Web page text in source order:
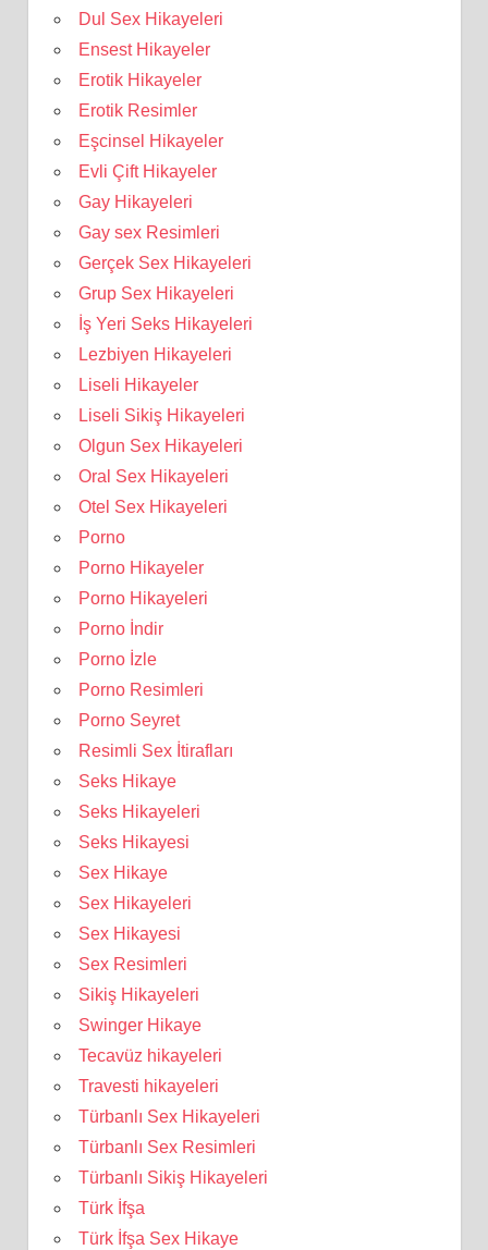
Dul Sex Hikayeleri
Ensest Hikayeler
Erotik Hikayeler
Erotik Resimler
Eşcinsel Hikayeler
Evli Çift Hikayeler
Gay Hikayeleri
Gay sex Resimleri
Gerçek Sex Hikayeleri
Grup Sex Hikayeleri
İş Yeri Seks Hikayeleri
Lezbiyen Hikayeleri
Liseli Hikayeler
Liseli Sikiş Hikayeleri
Olgun Sex Hikayeleri
Oral Sex Hikayeleri
Otel Sex Hikayeleri
Porno
Porno Hikayeler
Porno Hikayeleri
Porno İndir
Porno İzle
Porno Resimleri
Porno Seyret
Resimli Sex İtirafları
Seks Hikaye
Seks Hikayeleri
Seks Hikayesi
Sex Hikaye
Sex Hikayeleri
Sex Hikayesi
Sex Resimleri
Sikiş Hikayeleri
Swinger Hikaye
Tecavüz hikayeleri
Travesti hikayeleri
Türbanlı Sex Hikayeleri
Türbanlı Sex Resimleri
Türbanlı Sikiş Hikayeleri
Türk İfşa
Türk İfşa Sex Hikaye